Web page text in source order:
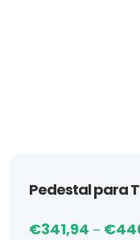
Pedestal para
€341,94 – €